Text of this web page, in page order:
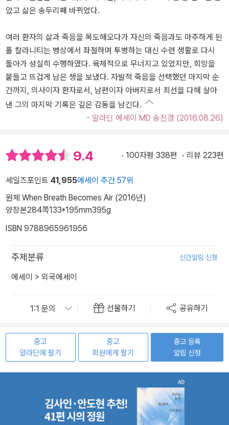
았고 삶은 송두리째 바뀌었다.
여러 환자의 삶과 죽음을 목도해오다가 자신의 죽음과도 마주하게 된
폴 칼라니티는 병상에서 좌절하며 투병하는 대신 수련 생활로 다시
돌아가 성실히 수행하였다. 육체적으로 무너지고 있었지만, 희망을
붙들고 뜨겁게 남은 생을 보냈다. 자발적 죽음을 선택했던 마지막 순
간까지, 의사이자 환자로서, 남편이자 아버지로서 최선을 다해 살아
낸 그의 마지막 기록은 깊은 감동을 남긴다.
- 알라딘 에세이 MD 송진경 (2016.08.26)
9.4 100자평 338편 리뷰 223편
세일즈포인트 41,955에세이 주간 57위
원제 When Breath Becomes Air (2016년)
양장본284쪽133*195mm395g
ISBN 9788965961956
주제분류 신간알림 신청
에세이 > 외국에세이
선물하기 공유하기
중고
알라딘에 팔기
중고
회원에게 팔기
중고 등록
알림 신청